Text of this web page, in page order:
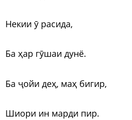
Некии ӯ расида,
Ба ҳар гӯшаи дунё.
Ба ҷойи деҳ, маҳ бигир,
Шиори ин марди пир.